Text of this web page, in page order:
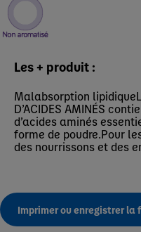
Les + produit :
Malabsorption
D’ACIDES AMINÉS
d’acides aminés
forme de poudre.Pour
des nourrissons et des
Imprimer ou enregistrer la